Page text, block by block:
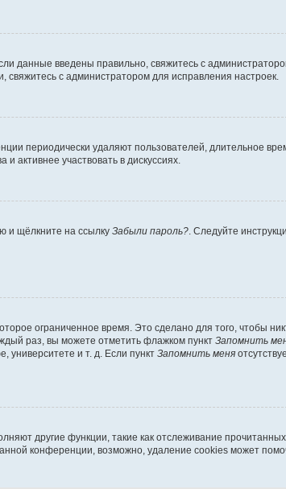
данные введены правильно, свяжитесь с
с администратором для исправления настроек.
периодически удаляют пользователей, длительное
активнее участвовать в дискуссиях.
и щёлкните на ссылку Забыли пароль?. Следуйте
ограниченное время. Это сделано для того, чтобы
раз, вы можете отметить флажком пункт Запомнить
и т. д. Если пункт Запомнить меня
другие функции, такие как отслеживание прочитанных
конференции, возможно, удаление cookies может